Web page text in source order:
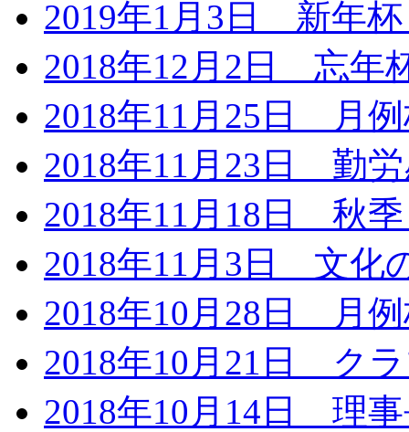
2019年1月3日 新年
2018年12月2日 忘年
2018年11月25日 月
2018年11月23日 勤
2018年11月18日 秋
2018年11月3日 文化
2018年10月28日 月
2018年10月21日 ク
2018年10月14日 理